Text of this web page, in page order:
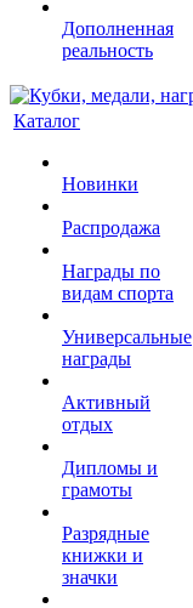
Дополненная
реальность
Каталог
Новинки
Распродажа
Награды по
видам спорта
Универсальные
награды
Активный
отдых
Дипломы и
грамоты
Разрядные
книжки и
значки